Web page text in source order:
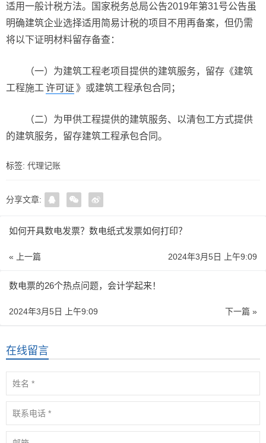
适用一般计税方法。国家税务总局公告2019年第31号公告虽
明确建筑企业选择适用简易计税的项目不用再备案，但仍需
将以下证明材料留存备查：
（一）为建筑工程老项目提供的建筑服务，留存《建筑
工程施工 许可证 》或建筑工程承包合同；
（二）为甲供工程提供的建筑服务、以清包工方式提供
的建筑服务，留存建筑工程承包合同。
标签: 代理记账
分享文章:
如何开具数电发票？数电纸式发票如何打印？
« 上一篇 2024年3月5日 上午9:09
数电票的26个热点问题，会计学起来！
下一篇 »
2024年3月5日 上午9:09
在线留言